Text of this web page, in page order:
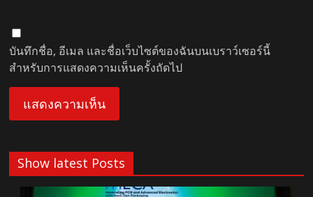
บันทึกชื่อ, อีเมล และชื่อเว็บไซต์ของฉันบนเบราว์เซอร์นี้
สำหรับการแสดงความเห็นครั้งถัดไป
Show latest Posts